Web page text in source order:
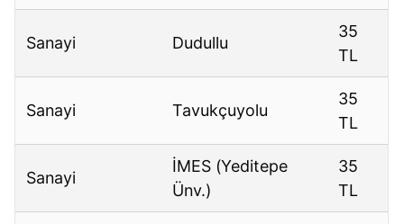
Sanayi Dudullu
35
TL
Sanayi Tavukçuyolu
35
TL
Sanayi
İMES (Yeditepe
Ünv.)
35
TL